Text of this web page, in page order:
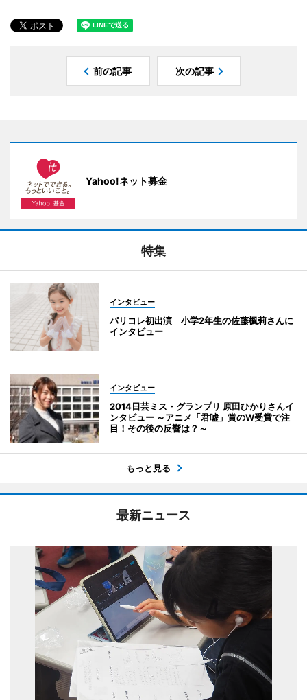
前の記事 次の記事
Yahoo!ネット募金
特集
インタビュー
パリコレ初出演 小学2年生の佐藤楓莉さんに
インタビュー
インタビュー
2014日芸ミス・グランプリ 原田ひかりさんイ
ンタビュー ～アニメ「君嘘」賞のW受賞で注
目！その後の反響は？～
もっと見る
最新ニュース